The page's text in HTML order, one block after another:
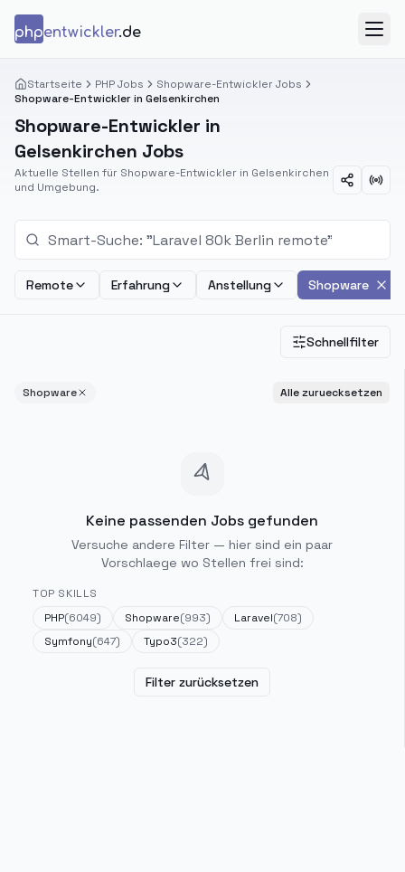
phpentwickler.de
Startseite PHP Jobs
Shopware-Entwickler Jobs
Shopware-Entwickler in Gelsenkirchen
Shopware-Entwickler in
Gelsenkirchen Jobs
Aktuelle Stellen für Shopware-Entwickler in Gelsenkirchen
und Umgebung.
Remote Erfahrung Anstellung Shopware
Schnellfilter
Shopware Alle zuruecksetzen
Keine passenden Jobs gefunden
Versuche andere Filter — hier sind ein paar
Vorschlaege wo Stellen frei sind:
TOP SKILLS
PHP(6049) Shopware(993) Laravel(708)
Symfony(647) Typo3(322)
Filter zurücksetzen